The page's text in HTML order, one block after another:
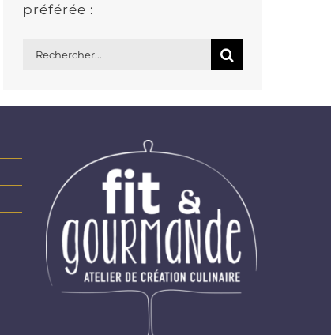
préférée :